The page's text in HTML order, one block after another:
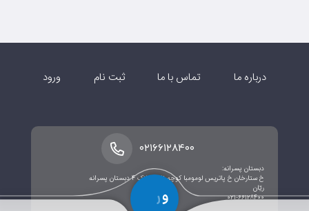
درباره ما تماس با ما ثبت نام ورود
دبستان پسرانه:
خ ستارخان خ پاتریس لومومبا کوچه ناصر پلاک ۴ دبستان پسرانه
ريّان
۰۲۱-۶۶۱۲۸۴۰۰
۰۲۱۶۶۱۲۸۴۰۰